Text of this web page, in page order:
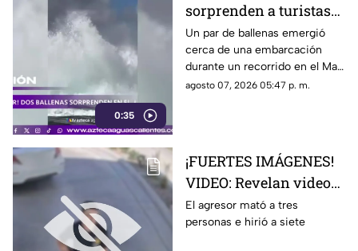
0:35
sorprenden a turistas
durante avistamiento
en el Mar de Cortés
Un par de ballenas emergió
cerca de una embarcación
durante un recorrido en el Mar
de Cortés. El avistamiento fue
agosto 07, 2026 05:47 p. m.
¡FUERTES IMÁGENES!
VIDEO: Revelan videos
de seguridad del tiroteo
realizado en famosa
El agresor mató a tres
personas e hirió a siete